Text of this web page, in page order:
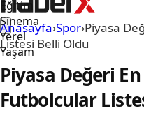
Eğitim
Sinema
Yerel
Yaşam
Anasayfa›Spor›Piyasa
Listesi Belli Oldu
Piyasa Değeri
Futbolcular